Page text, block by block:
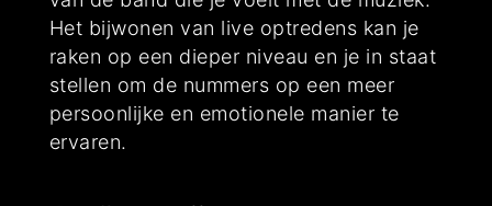
Het bijwonen van live optredens kan je
raken op een dieper niveau en je in staat
stellen om de nummers op een meer
persoonlijke en emotionele manier te
ervaren.